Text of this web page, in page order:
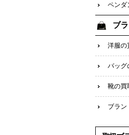
ペンダ
ブ
洋服の
バッグ
靴の買
ブラン